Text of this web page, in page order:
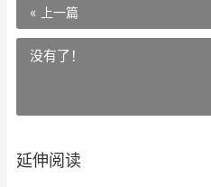
« 上一篇
没有了！
延伸阅读